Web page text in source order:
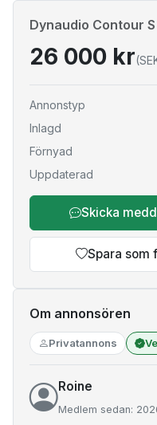
Dynaudio Contour
26 000 kr
Annonstyp
Inlagd
Förnyad
Uppdaterad
Skicka
Spara som
Om annonsören
Privatannons
Roine
Medlem sedan: